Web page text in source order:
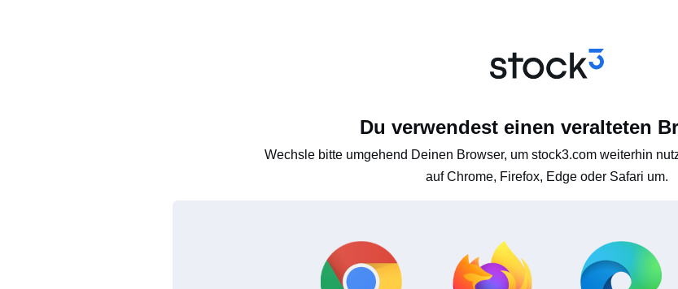
Du verwendest einen veralteten
Wechsle bitte umgehend Deinen Browser, um stock3.com weiterhin
auf Chrome, Firefox, Edge oder Safari um.